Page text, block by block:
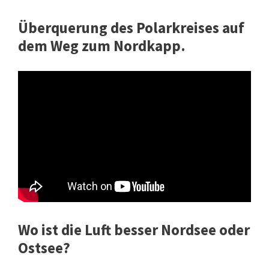
Überquerung des Polarkreises auf
dem Weg zum Nordkapp.
Wo ist die Luft besser Nordsee oder
Ostsee?